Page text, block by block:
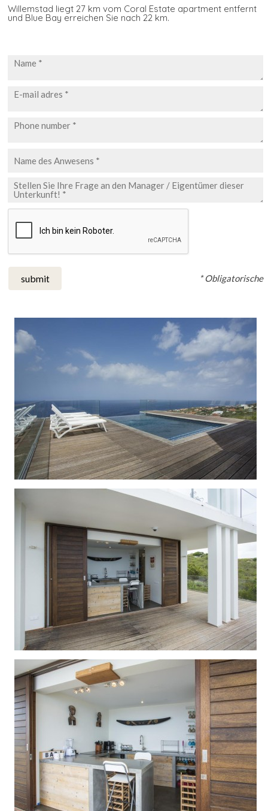
Willemstad liegt 27 km vom Coral Estate apartment entfernt
und Blue Bay erreichen Sie nach 22 km.
submit * Obligatorische